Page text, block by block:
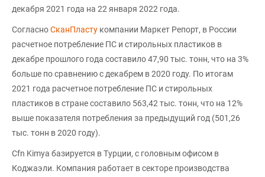
декабря 2021 года на 22 января 2022 года.
СогласноСканПласту компании Маркет Репорт, в России
расчетное потребление ПС и стирольных пластиков в
декабре прошлого года составило 47,90 тыс. тонн, что на 3%
больше по сравнению с декабрем в 2020 году. По итогам
2021 года расчетное потребление ПС и стирольных
пластиков в стране составило 563,42 тыс. тонн, что на 12%
выше показателя потребления за предыдущий год (501,26
тыс. тонн в 2020 году).
Cfn Kimya базируется в Турции, с головным офисом в
Коджаэли. Компания работает в секторе производства